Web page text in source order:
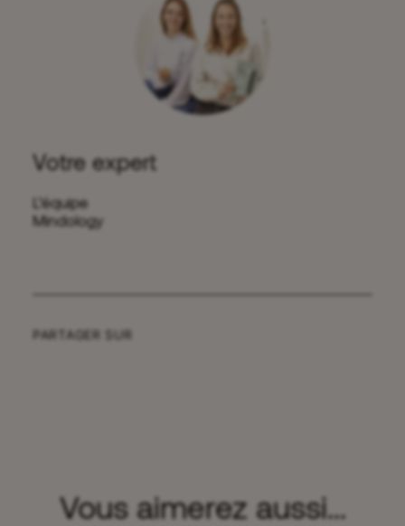
Votre expert
L’équipe
Mindology
PARTAGER SUR
Vous aimerez aussi...